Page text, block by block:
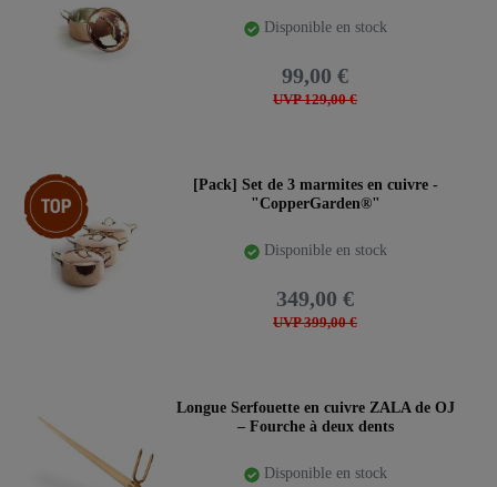
Disponible en stock
UVP 129,00 €
99,00 €
Article phare
[Pack] Set de 3 marmites en cuivre -
"CopperGarden®"
Disponible en stock
UVP 399,00 €
349,00 €
Longue Serfouette en cuivre ZALA de OJ
– Fourche à deux dents
Disponible en stock